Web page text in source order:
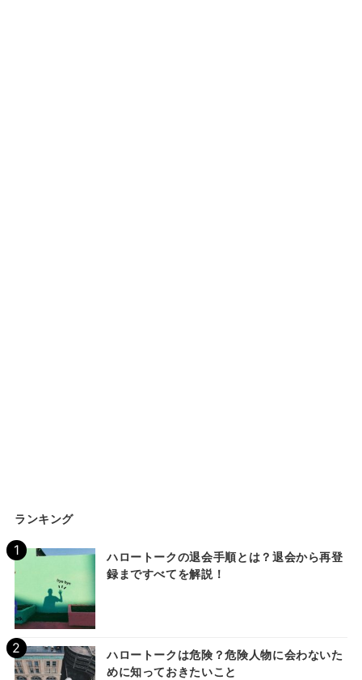
ランキング
ハロートークの退会手順とは？退会から再登
録まですべてを解説！
ハロートークは危険？危険人物に会わないた
めに知っておきたいこと